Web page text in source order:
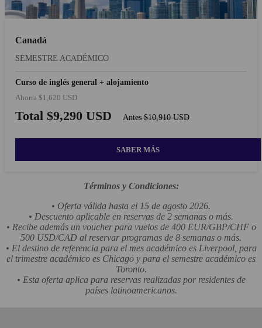
Canadá
SEMESTRE ACADÉMICO
Curso de inglés general + alojamiento
Ahorra $1,620 USD
Total $9,290 USD Antes $10,910 USD
SABER MÁS
Términos y Condiciones:
• Oferta válida hasta el 15 de agosto 2026.
• Descuento aplicable en reservas de 2 semanas o más.
• Recibe además un voucher para vuelos de 400 EUR/GBP/CHF o
500 USD/CAD al reservar programas de 8 semanas o más.
• El destino de referencia para el mes académico es Liverpool, para
el trimestre académico es Chicago y para el semestre académico es
Toronto.
• Esta oferta aplica para reservas realizadas por residentes de
países latinoamericanos.